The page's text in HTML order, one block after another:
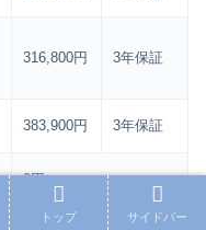
316,800円 3年保証
383,900円 3年保証
0円
トップ サイドバー